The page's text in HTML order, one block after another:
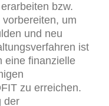
bzw.
um
und neu
ist
eine finanzielle
zu erreichen.
der